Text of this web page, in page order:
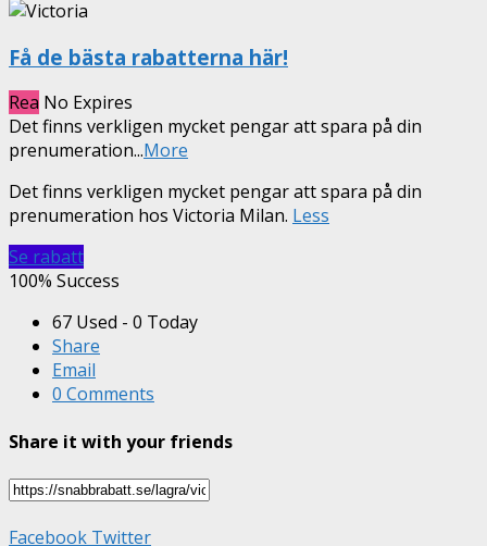
Få de bästa rabatterna här!
Rea No Expires
Det finns verkligen mycket pengar att spara på din
prenumeration...More
Det finns verkligen mycket pengar att spara på din
prenumeration hos Victoria Milan. Less
Se rabatt
100% Success
67 Used - 0 Today
Share
Email
0 Comments
Share it with your friends
Facebook Twitter